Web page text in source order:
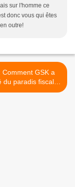
sur l'homme ce
donc vous qui êtes
outre!
Comment GSK a
du paradis fiscal
belge >